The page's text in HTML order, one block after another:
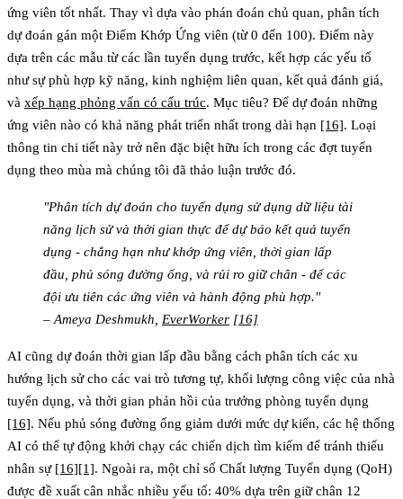
ứng viên tốt nhất. Thay vì dựa vào phán đoán chủ quan, phân tích
dự đoán gán một Điểm Khớp Ứng viên (từ 0 đến 100). Điểm này
dựa trên các mẫu từ các lần tuyển dụng trước, kết hợp các yếu tố
như sự phù hợp kỹ năng, kinh nghiệm liên quan, kết quả đánh giá,
và xếp hạng phỏng vấn có cấu trúc. Mục tiêu? Để dự đoán những
ứng viên nào có khả năng phát triển nhất trong dài hạn [16]. Loại
thông tin chi tiết này trở nên đặc biệt hữu ích trong các đợt tuyển
dụng theo mùa mà chúng tôi đã thảo luận trước đó.
"Phân tích dự đoán cho tuyển dụng sử dụng dữ liệu tài
năng lịch sử và thời gian thực để dự báo kết quả tuyển
dụng - chẳng hạn như khớp ứng viên, thời gian lấp
đầu, phủ sóng đường ống, và rủi ro giữ chân - để các
đội ưu tiên các ứng viên và hành động phù hợp."
– Ameya Deshmukh, EverWorker [16]
AI cũng dự đoán thời gian lấp đầu bằng cách phân tích các xu
hướng lịch sử cho các vai trò tương tự, khối lượng công việc của nhà
tuyển dụng, và thời gian phản hồi của trưởng phòng tuyển dụng
[16]. Nếu phủ sóng đường ống giảm dưới mức dự kiến, các hệ thống
AI có thể tự động khởi chạy các chiến dịch tìm kiếm để tránh thiếu
nhân sự [16][1]. Ngoài ra, một chỉ số Chất lượng Tuyển dụng (QoH)
được đề xuất cân nhắc nhiều yếu tố: 40% dựa trên giữ chân 12